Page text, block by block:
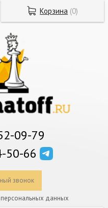
09-79
50-66
звонок
данных
Корзина (0)